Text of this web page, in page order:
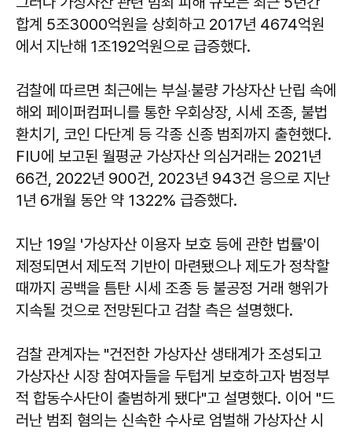
합계 5조3000억원을 상회하고 2017년 4674억원
에서 지난해 1조192억원으로 급증했다.
검찰에 따르면 최근에는 부실‧불량 가상자산 난립 속에
해외 페이퍼컴퍼니를 통한 우회상장, 시세 조종, 불법
환치기, 코인 다단계 등 각종 신종 범죄까지 출현했다.
FIU에 보고된 월평균 가상자산 의심거래는 2021년
66건, 2022년 900건, 2023년 943건 응으로 지난
1년 6개월 동안 약 1322% 급증했다.
지난 19일 '가상자산 이용자 보호 등에 관한 법률'이
제정되면서 제도적 기반이 마련됐으나 제도가 정착할
때까지 공백을 틈탄 시세 조종 등 불공정 거래 행위가
지속될 것으로 전망된다고 검찰 측은 설명했다.
검찰 관계자는 "건전한 가상자산 생태계가 조성되고
가상자산 시장 참여자들을 두텁게 보호하고자 범정부
적 합동수사단이 출범하게 됐다"고 설명했다. 이어 "드
러난 범죄 혐의는 신속한 수사로 엄벌해 가상자산 시